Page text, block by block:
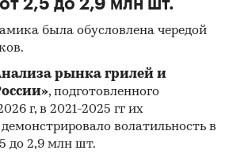
2,5 до 2,9 млн шт.
была обусловлена чередой
рынка грилей и
, подготовленного
г, в 2021-2025 гг их
волатильность в
до 2,9 млн шт.